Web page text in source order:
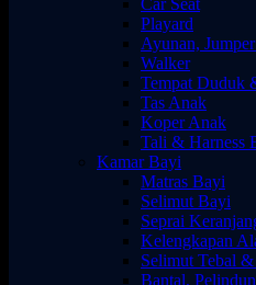
Car Seat
Playard
Ayunan,
Walker
Tempat Duduk
Tas Anak
Koper Anak
Tali & Harness
Kamar Bayi
Matras Bayi
Selimut Bayi
Seprai
Kelengkapan
Selimut Tebal
Bantal,